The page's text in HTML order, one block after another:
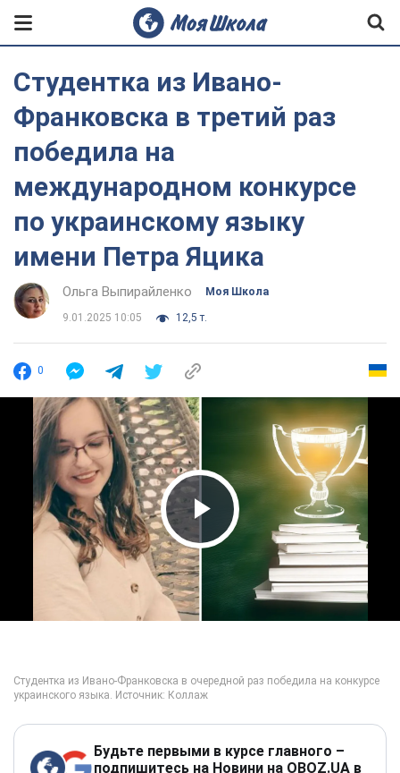
Студентка из Ивано-
Франковска в третий раз
победила на
международном конкурсе
по украинскому языку
имени Петра Яцика
Ольга Выпирайленко Моя Школа
9.01.2025 10:05 12,5 т.
0
Play Video
Будьте первыми в курсе главного –
подпишитесь на Новини на OBOZ.UA в